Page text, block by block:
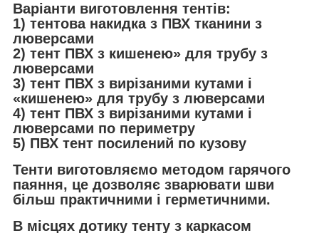
Варіанти виготовлення тентів:
1) тентова накидка з ПВХ тканини з
люверсами
2) тент ПВХ з кишенею» для трубу з
люверсами
3) тент ПВХ з вирізаними кутами і
«кишенею» для трубу з люверсами
4) тент ПВХ з вирізаними кутами і
люверсами по периметру
5) ПВХ тент посилений по кузову
Тенти виготовляємо методом гарячого
паяння, це дозволяє зварювати шви
більш практичними і герметичними.
В місцях дотику тенту з каркасом